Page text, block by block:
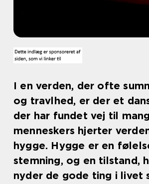
I en verden, der ofte
og travlhed, er der et
der har fundet vej til
menneskers hjerter
hygge. Hygge er en
stemning, og en tilstand,
nyder de gode ting i livet